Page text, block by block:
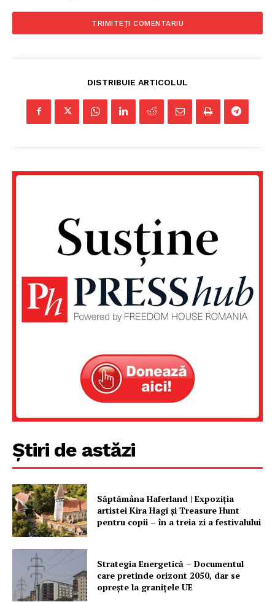
Un proiect
FREEDOM HOUSE ROMÂNIA
PRESShub
Despre noi / Echipa
Proiecte editoriale
Rețea
DISTRIBUIE ARTICOLUL
Știri de astăzi
Săptămâna Haferland | Expoziţia
artistei Kira Hagi şi Treasure Hunt
pentru copii – în a treia zi a festivalului
Strategia Energetică – Documentul
care pretinde orizont 2050, dar se
oprește la granițele UE